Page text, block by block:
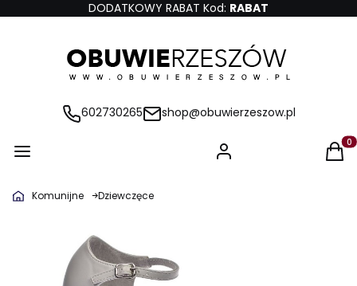
DODATKOWY RABAT Kod: RABAT
602730265 shop@obuwierzeszow.pl
Komunijne Dziewczęce